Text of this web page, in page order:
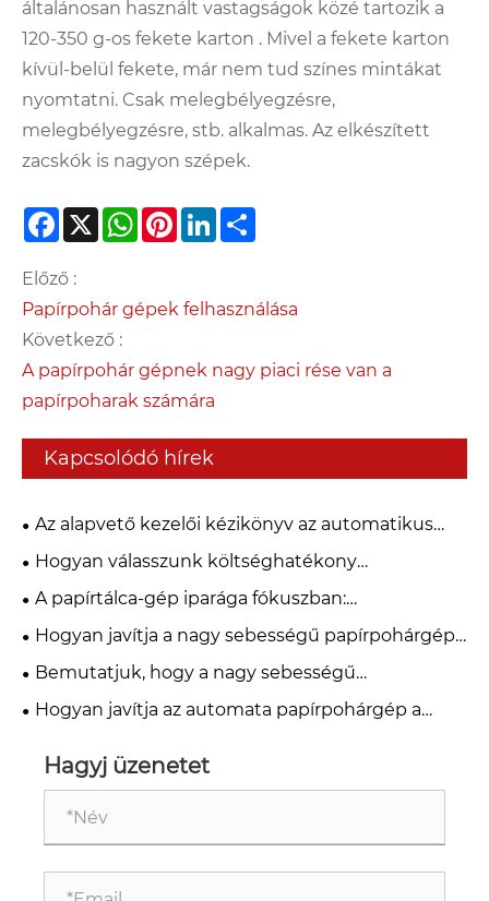
általánosan használt vastagságok közé tartozik a
120-350 g-os fekete karton . Mivel a fekete karton
kívül-belül fekete, már nem tud színes mintákat
nyomtatni. Csak melegbélyegzésre,
melegbélyegzésre, stb. alkalmas. Az elkészített
zacskók is nagyon szépek.
Facebook
X WhatsApp
PinterestLinkedIn
Előző :
Papírpohár gépek felhasználása
Következő :
A papírpohár gépnek nagy piaci rése van a
papírpoharak számára
Kapcsolódó hírek
Az alapvető kezelői kézikönyv az automatikus
papírpohárgépekhez
Hogyan válasszunk költséghatékony
automatikus papírpohár gépet kis és közepes
papírpohárgyárak számára 2026-ban?
A papírtálca-gép iparága fókuszban:
automatizálás, karbantartás és beszerzési
megoldások
Hogyan javítja a nagy sebességű papírpohárgép
a termelés hatékonyságát?
Bemutatjuk, hogy a nagy sebességű
papírpohárgépek hogyan érik el a dupla gyártási
kapacitást
Hogyan javítja az automata papírpohárgép a
Hagyj üzenetet